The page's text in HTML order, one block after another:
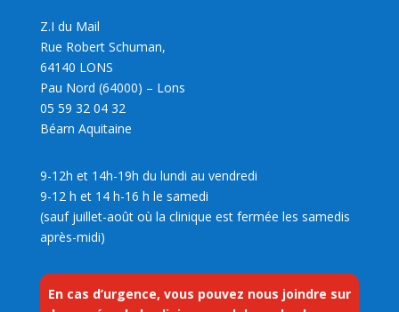
Z.I du Mail
Rue Robert Schuman,
64140 LONS
Pau Nord (64000) – Lons
05 59 32 04 32
Béarn Aquitaine
9-12h et 14h-19h du lundi au vendredi
9-12 h et 14 h-16 h le samedi
(sauf juillet-août où la clinique est fermée les samedis
après-midi)
En cas d’urgence, vous pouvez nous joindre sur